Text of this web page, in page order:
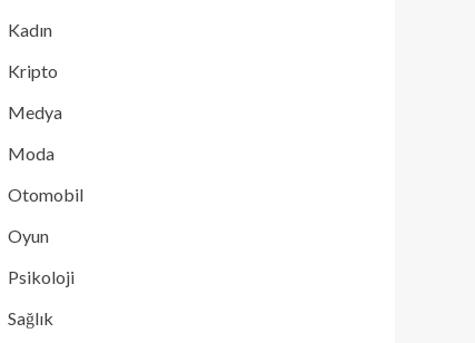
Kadın
Kripto
Medya
Moda
Otomobil
Oyun
Psikoloji
Sağlık